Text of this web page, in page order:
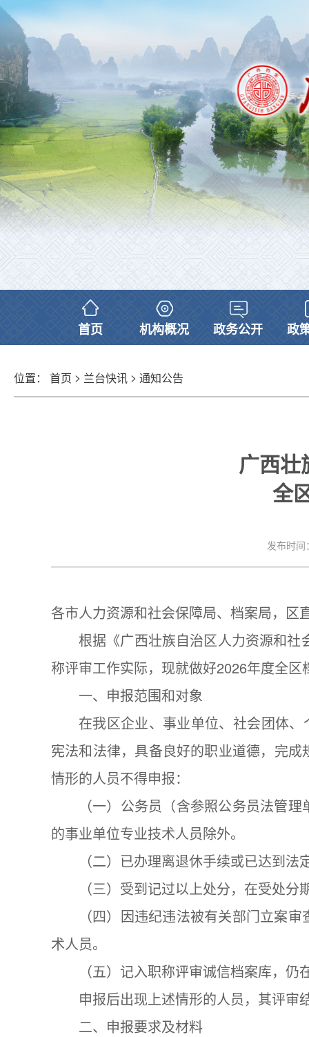
首页 机构概况 政务公开 政
位置： 首页 > 兰台快讯 > 通知公告
广西壮
全
发布时
各市人力资源和社会保障局、档案局，区
根据《广西壮族自治区人力资源和
称评审工作实际，现就做好2026年度全
一、申报范围和对象
在我区企业、事业单位、社会团体
宪法和法律，具备良好的职业道德，完
情形的人员不得申报：
（一）公务员（含参照公务员法管
的事业单位专业技术人员除外。
（二）已办理离退休手续或已达到
（三）受到记过以上处分，在受处
（四）因违纪违法被有关部门立案
术人员。
（五）记入职称评审诚信档案库，
申报后出现上述情形的人员，其评审
二、申报要求及材料